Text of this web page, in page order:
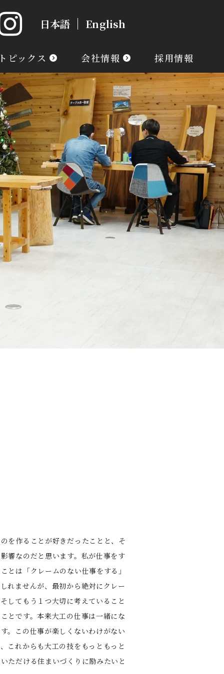
日本語 English
トピックス 会社情報 採用情報
を作ることが好きだったことと、そ
響なのだと思います。私が仕事をす
とは「クレームのない仕事をする」
れませんが、最初から絶対にクレー
してもう１つ⼤切に考えていること
とです。本来⼤⼯の仕事は⼀緒にな
。この仕事が楽しくないわけがない
これからも⼤⼯の技をもっともっと
ただける住まいづくりに励みたいと